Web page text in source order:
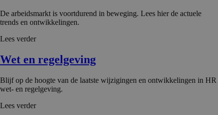
De arbeidsmarkt is voortdurend in beweging. Lees hier de actuele
trends en ontwikkelingen.
Lees verder
Wet en regelgeving
Blijf op de hoogte van de laatste wijzigingen en ontwikkelingen in HR
wet- en regelgeving.
Lees verder